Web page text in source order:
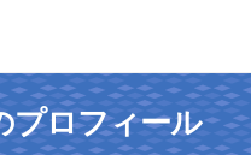
プロフィール